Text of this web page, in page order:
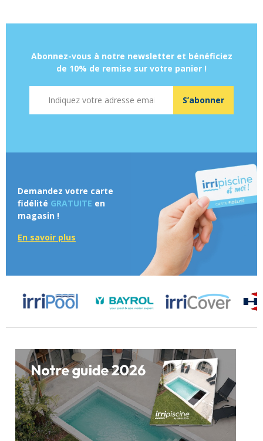
Abonnez-vous à notre newsletter et bénéficiez
de 10% de remise sur votre panier !
S’abonner
Demandez votre carte
fidélité GRATUITE en
magasin !
En savoir plus